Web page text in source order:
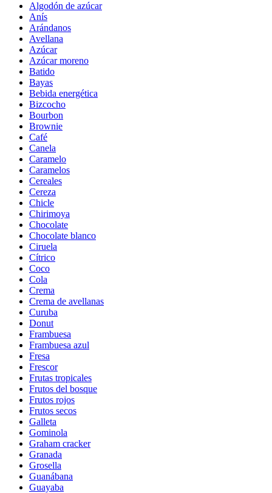
Algodón de azúcar
Anís
Arándanos
Avellana
Azúcar
Azúcar moreno
Batido
Bayas
Bebida energética
Bizcocho
Bourbon
Brownie
Café
Canela
Caramelo
Caramelos
Cereales
Cereza
Chicle
Chirimoya
Chocolate
Chocolate blanco
Ciruela
Cítrico
Coco
Cola
Crema
Crema de avellanas
Curuba
Donut
Frambuesa
Frambuesa azul
Fresa
Frescor
Frutas tropicales
Frutos del bosque
Frutos rojos
Frutos secos
Galleta
Gominola
Graham cracker
Granada
Grosella
Guanábana
Guayaba